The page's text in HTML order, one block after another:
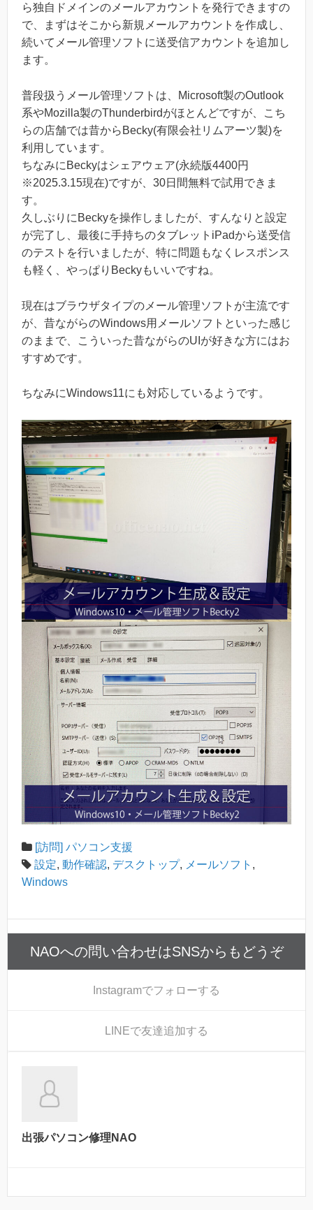
ら独自ドメインのメールアカウントを発行できますの
で、まずはそこから新規メールアカウントを作成し、
続いてメール管理ソフトに送受信アカウントを追加し
ます。
普段扱うメール管理ソフトは、Microsoft製のOutlook
系やMozilla製のThunderbirdがほとんどですが、こち
らの店舗では昔からBecky(有限会社リムアーツ製)を
利用しています。
ちなみにBeckyはシェアウェア(永続版4400円
※2025.3.15現在)ですが、30日間無料で試用できま
す。
久しぶりにBeckyを操作しましたが、すんなりと設定
が完了し、最後に手持ちのタブレットiPadから送受信
のテストを行いましたが、特に問題もなくレスポンス
も軽く、やっぱりBeckyもいいですね。
現在はブラウザタイプのメール管理ソフトが主流です
が、昔ながらのWindows用メールソフトといった感じ
のままで、こういった昔ながらのUIが好きな方にはお
すすめです。
ちなみにWindows11にも対応しているようです。
[訪問] パソコン支援
設定, 動作確認, デスクトップ, メールソフト ,
Windows
NAOへの問い合わせはSNSからもどうぞ
Instagramでフォローする
LINEで友達追加する
出張パソコン修理NAO